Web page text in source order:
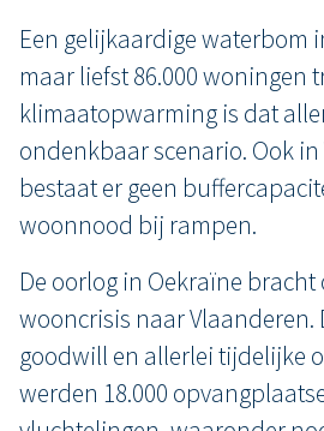
Een gelijkaardige waterbom
maar liefst 86.000 woningen
klimaatopwarming is dat
ondenkbaar scenario. Ook
bestaat er geen
woonnood bij rampen.
De oorlog in Oekraïne bracht
wooncrisis naar Vlaanderen.
goodwill en allerlei tijdelijke
werden 18.000